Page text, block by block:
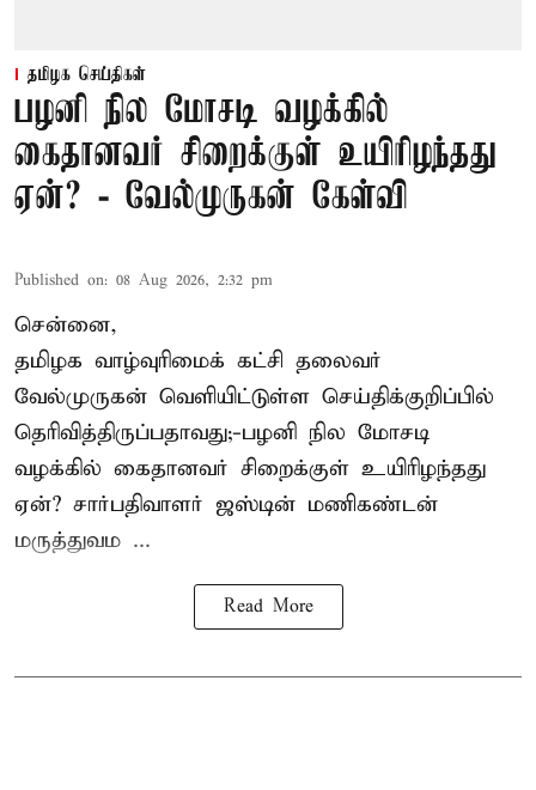
தமிழக செய்திகள்
பழனி நில மோசடி வழக்கில்
கைதானவர் சிறைக்குள் உயிரிழந்தது
ஏன்? - வேல்முருகன் கேள்வி
Published on: 08 Aug 2026, 2:32 pm
சென்னை,
தமிழக வாழ்வுரிமைக் கட்சி தலைவர்
வேல்முருகன் வெளியிட்டுள்ள செய்திக்குறிப்பில்
தெரிவித்திருப்பதாவது;-பழனி நில மோசடி
வழக்கில் கைதானவர் சிறைக்குள் உயிரிழந்தது
ஏன்? சார்பதிவாளர் ஜஸ்டின் மணிகண்டன்
மருத்துவம ...
Read More